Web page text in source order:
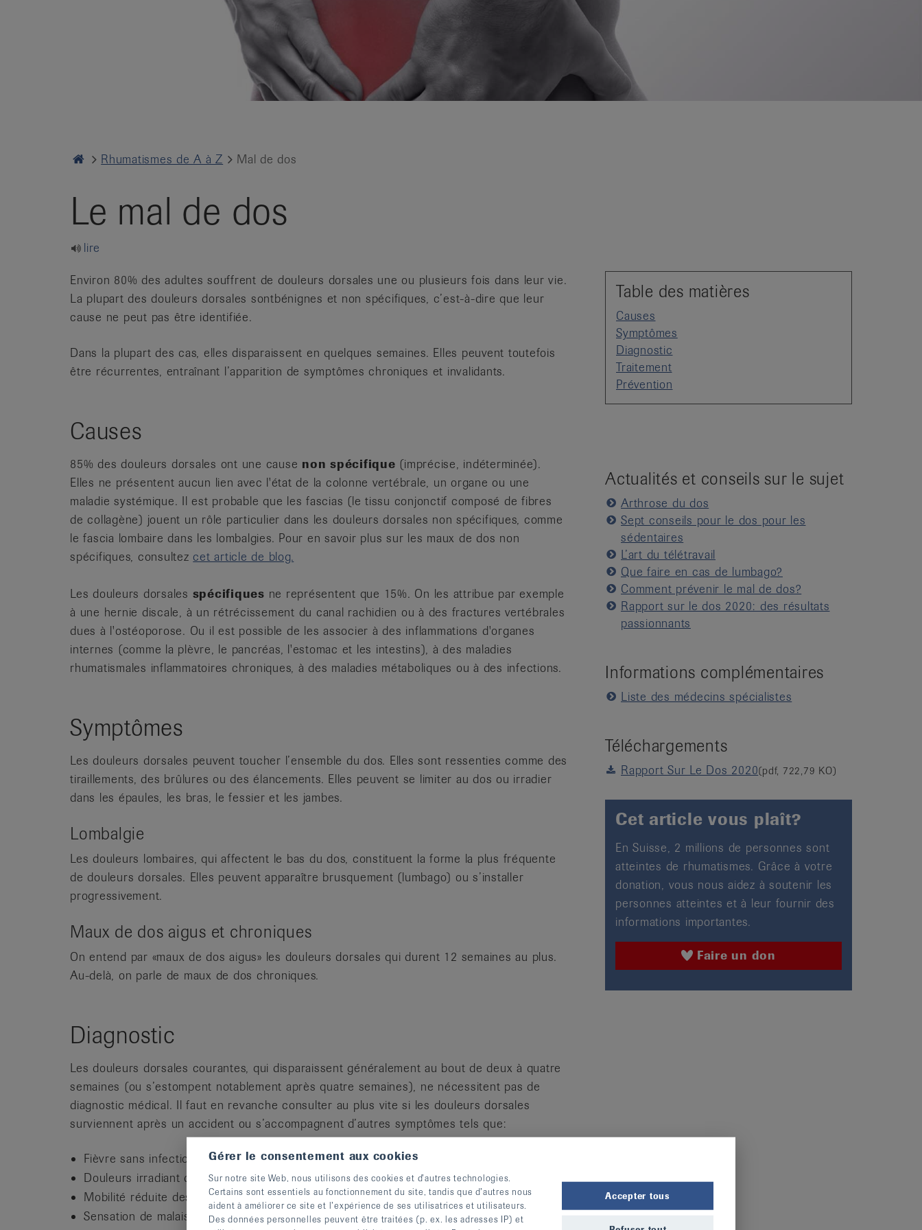
Home
Rhumatismes de A à Z Mal de dos
Le mal de dos
lire
Environ 80% des adultes souffrent de douleurs dorsales une ou plusieurs fois dans leur vie.
La plupart des douleurs dorsales sontbénignes et non spécifiques, c’est-à-dire que leur
cause ne peut pas être identifiée.
Dans la plupart des cas, elles disparaissent en quelques semaines. Elles peuvent toutefois
être récurrentes, entraînant l’apparition de symptômes chroniques et invalidants.
Causes
85% des douleurs dorsales ont une cause non spécifique (imprécise, indéterminée).
Elles ne présentent aucun lien avec l'état de la colonne vertébrale, un organe ou une
maladie systémique. Il est probable que les fascias (le tissu conjonctif composé de fibres
de collagène) jouent un rôle particulier dans les douleurs dorsales non spécifiques, comme
le fascia lombaire dans les lombalgies. Pour en savoir plus sur les maux de dos non
spécifiques, consultez cet article de blog.
Les douleurs dorsales spécifiques ne représentent que 15%. On les attribue par exemple
à une hernie discale, à un rétrécissement du canal rachidien ou à des fractures vertébrales
dues à l'ostéoporose. Ou il est possible de les associer à des inflammations d'organes
internes (comme la plèvre, le pancréas, l'estomac et les intestins), à des maladies
rhumatismales inflammatoires chroniques, à des maladies métaboliques ou à des infections.
Symptômes
Les douleurs dorsales peuvent toucher l’ensemble du dos. Elles sont ressenties comme des
tiraillements, des brûlures ou des élancements. Elles peuvent se limiter au dos ou irradier
dans les épaules, les bras, le fessier et les jambes.
Lombalgie
Les douleurs lombaires, qui affectent le bas du dos, constituent la forme la plus fréquente
de douleurs dorsales. Elles peuvent apparaître brusquement (lumbago) ou s’installer
progressivement.
Maux de dos aigus et chroniques
On entend par «maux de dos aigus» les douleurs dorsales qui durent 12 semaines au plus.
Au-delà, on parle de maux de dos chroniques.
Diagnostic
Les douleurs dorsales courantes, qui disparaissent généralement au bout de deux à quatre
semaines (ou s’estompent notablement après quatre semaines), ne nécessitent pas de
diagnostic médical. Il faut en revanche consulter au plus vite si les douleurs dorsales
surviennent après un accident ou s’accompagnent d’autres symptômes tels que:
Fièvre sans infection
Douleurs irradiant dans la jambe ou le bras
Mobilité réduite des jambes ou des bras
Sensation de malaise général
Table des matières
Causes
Symptômes
Diagnostic
Traitement
Prévention
Actualités et conseils sur le sujet
Arthrose du dos
Sept conseils pour le dos pour les
sédentaires
L’art du télétravail
Que faire en cas de lumbago?
Comment prévenir le mal de dos?
Rapport sur le dos 2020: des résultats
passionnants
Informations complémentaires
Liste des médecins spécialistes
Téléchargements
Rapport Sur Le Dos 2020(pdf, 722,79 KO)
Cet article vous plaît?
En Suisse, 2 millions de personnes sont
atteintes de rhumatismes. Grâce à votre
donation, vous nous aidez à soutenir les
personnes atteintes et à leur fournir des
informations importantes.
Faire un don
Gérer le consentement aux cookies
Sur notre site Web, nous utilisons des cookies et d’autres technologies.
Certains sont essentiels au fonctionnement du site, tandis que d’autres nous
aident à améliorer ce site et l’expérience de ses utilisatrices et utilisateurs.
Des données personnelles peuvent être traitées (p. ex. les adresses IP) et
Accepter tous